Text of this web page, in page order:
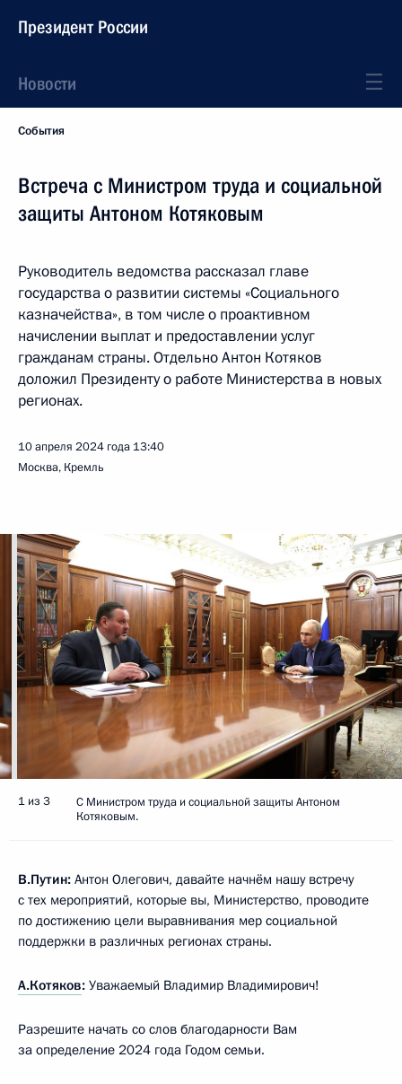
Президент России
Новости
События
Встреча с Министром труда и социальной
защиты Антоном Котяковым
Руководитель ведомства рассказал главе
государства о развитии системы «Социального
казначейства», в том числе о проактивном
начислении выплат и предоставлении услуг
гражданам страны. Отдельно Антон Котяков
доложил Президенту о работе Министерства в новых
регионах.
10 апреля 2024 года 13:40
Москва, Кремль
1 из 3
С Министром труда и социальной защиты Антоном
Котяковым.
В.Путин: Антон Олегович, давайте начнём нашу встречу
с тех мероприятий, которые вы, Министерство, проводите
по достижению цели выравнивания мер социальной
поддержки в различных регионах страны.
А.Котяков: Уважаемый Владимир Владимирович!
Разрешите начать со слов благодарности Вам
за определение 2024 года Годом семьи.